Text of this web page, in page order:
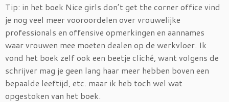
Tip: in het boek Nice girls don’t get the corner office vind
je nog veel meer vooroordelen over vrouwelijke
professionals en offensive opmerkingen en aannames
waar vrouwen mee moeten dealen op de werkvloer. Ik
vond het boek zelf ook een beetje cliché, want volgens de
schrijver mag je geen lang haar meer hebben boven een
bepaalde leeftijd, etc. maar ik heb toch wel wat
opgestoken van het boek.